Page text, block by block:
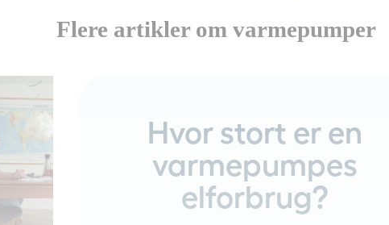
Flere artikler om varmepumper
Hvor stort er en
varmepumpes
elforbrug?